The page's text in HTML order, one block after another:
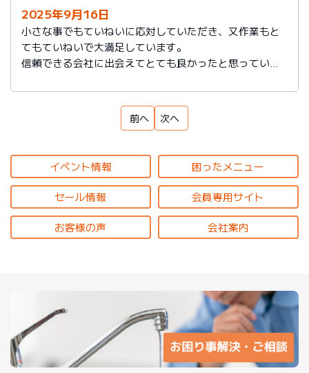
2025年9月16日
小さな事でもていねいに応対していただき、又作業もと
てもていねいで大満足しています。
信頼できる会社に出会えてとても良かったと思っていま
前へ 次へ
イベント情報 困ったメニュー
セール情報 会員専用サイト
お客様の声 会社案内